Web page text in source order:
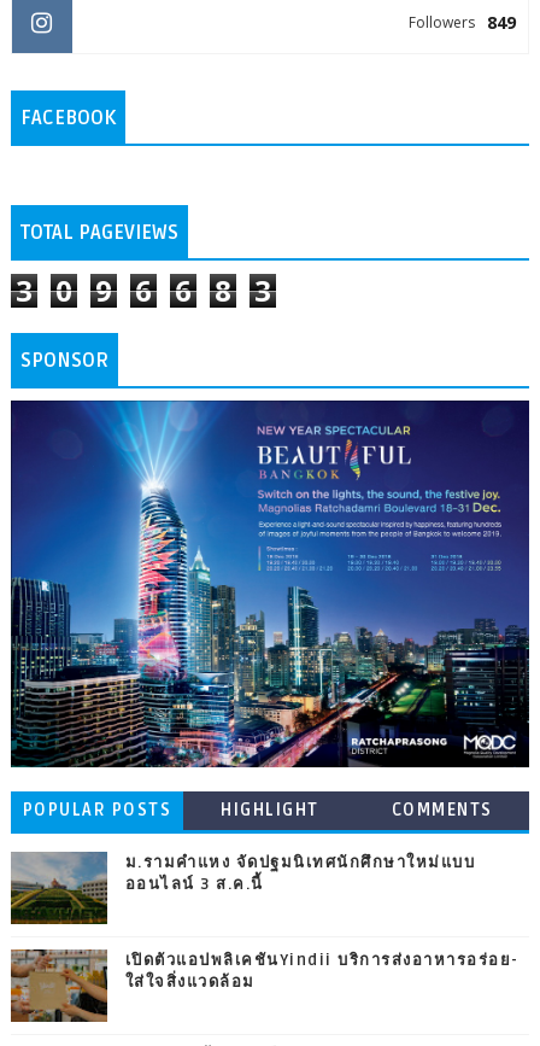
849
Followers
FACEBOOK
TOTAL PAGEVIEWS
3 0 9 6 6 8 3
SPONSOR
POPULAR POSTS HIGHLIGHT COMMENTS
ม.รามคำแหง จัดปฐมนิเทศนักศึกษาใหม่แบบ
ออนไลน์ 3 ส.ค.นี้
เปิดตัวแอปพลิเคชันYindii บริการส่งอาหารอร่อย-
ใส่ใจสิ่งแวดล้อม